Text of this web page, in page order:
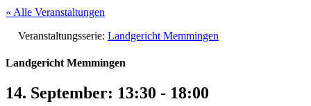
« Alle Veranstaltungen
Veranstaltungsserie: Landgericht Memmingen
Landgericht Memmingen
14. September: 13:30 - 18:00